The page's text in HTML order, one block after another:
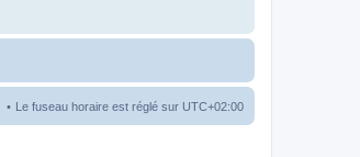
Le fuseau horaire est réglé sur UTC+02:00